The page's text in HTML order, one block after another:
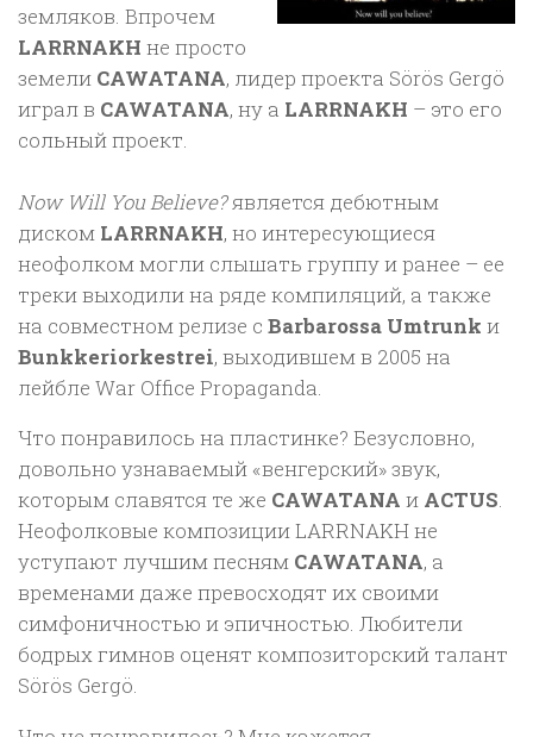
земляков. Впрочем
LARRNAKH не просто
земели CAWATANA, лидер проекта Sörös Gergö
играл в CAWATANA, ну а LARRNAKH – это его
сольный проект.
Now Will You Believe?является дебютным
диском LARRNAKH, но интересующиеся
неофолком могли слышать группу и ранее – ее
треки выходили на ряде компиляций, а также
на совместном релизе с Barbarossa Umtrunk и
Bunkkeriorkestrei, выходившем в 2005 на
лейбле War Office Propaganda.
Что понравилось на пластинке? Безусловно,
довольно узнаваемый «венгерский» звук,
которым славятся те же CAWATANA и ACTUS.
Неофолковые композиции LARRNAKH не
уступают лучшим песням CAWATANA, а
временами даже превосходят их своими
симфоничностью и эпичностью. Любители
бодрых гимнов оценят композиторский талант
Sörös Gergö.